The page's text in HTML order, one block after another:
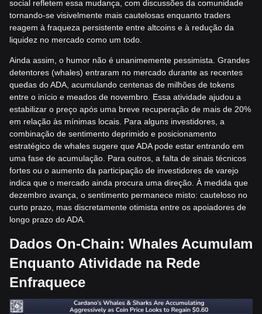
social refletem essa mudança, com discussões da comunidade
tornando-se visivelmente mais cautelosas enquanto traders
reagem à fraqueza persistente entre altcoins e à redução da
liquidez no mercado como um todo.
Ainda assim, o humor não é unanimemente pessimista. Grandes
detentores (whales) entraram no mercado durante as recentes
quedas do ADA, acumulando centenas de milhões de tokens
entre o início e meados de novembro. Essa atividade ajudou a
estabilizar o preço após uma breve recuperação de mais de 20%
em relação às mínimas locais. Para alguns investidores, a
combinação de sentimento deprimido e posicionamento
estratégico de whales sugere que ADA pode estar entrando em
uma fase de acumulação. Para outros, a falta de sinais técnicos
fortes ou o aumento da participação de investidores de varejo
indica que o mercado ainda procura uma direção. À medida que
dezembro avança, o sentimento permanece misto: cauteloso no
curto prazo, mas discretamente otimista entre os apoiadores de
longo prazo do ADA.
Dados On-Chain: Whales Acumulam
Enquanto Atividade na Rede
Enfraquece